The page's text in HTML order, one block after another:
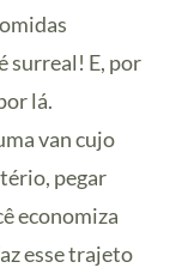
surreal! E, por
lá.
van cujo
pegar
economiza
esse trajeto